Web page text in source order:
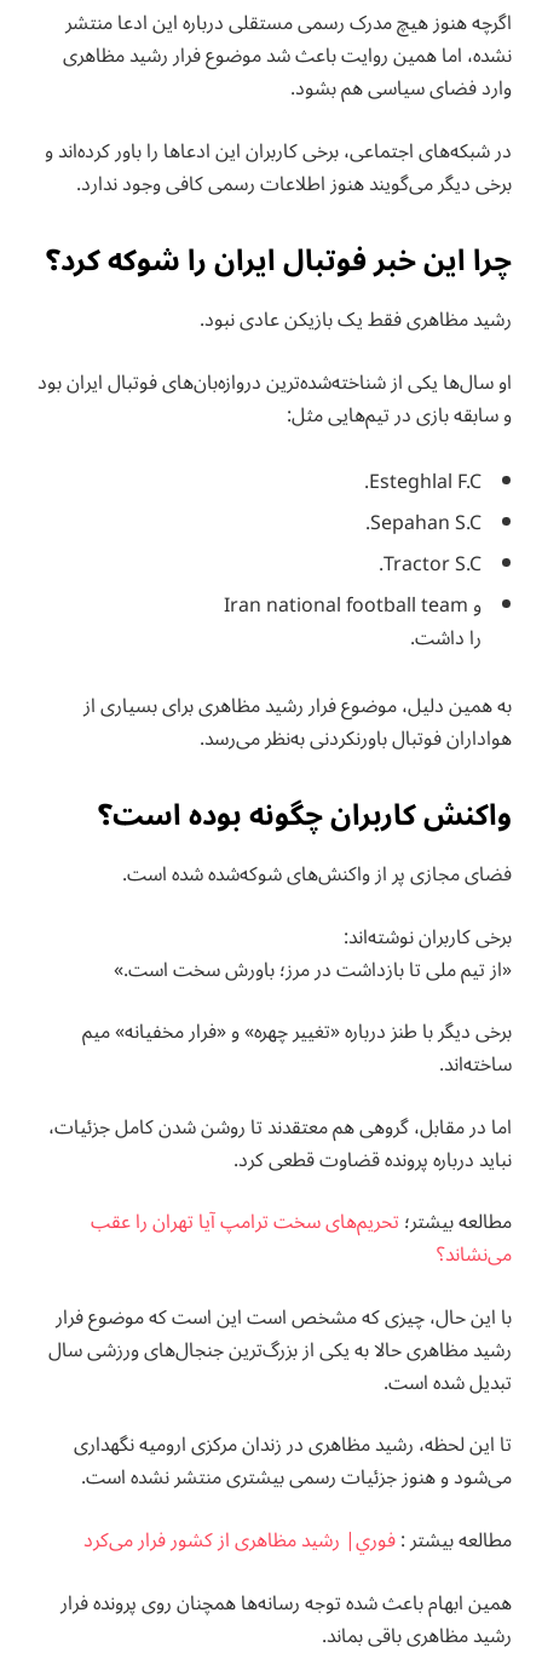
اگرچه هنوز هیچ مدرک رسمی مستقلی درباره این ادعا منتشر
نشده، اما همین روایت باعث شد موضوع فرار رشید مظاهری
وارد فضای سیاسی هم بشود.
در شبکه‌های اجتماعی، برخی کاربران این ادعاها را باور کرده‌اند و
برخی دیگر می‌گویند هنوز اطلاعات رسمی کافی وجود ندارد.
چرا این خبر فوتبال ایران را شوکه کرد؟
رشید مظاهری فقط یک بازیکن عادی نبود.
او سال‌ها یکی از شناخته‌شده‌ترین دروازه‌بان‌های فوتبال ایران بود
و سابقه بازی در تیم‌هایی مثل:
Esteghlal F.C.
Sepahan S.C.
Tractor S.C.
و Iran national football team
را داشت.
به همین دلیل، موضوع فرار رشید مظاهری برای بسیاری از
هواداران فوتبال باورنکردنی به‌نظر می‌رسد.
واکنش کاربران چگونه بوده است؟
فضای مجازی پر از واکنش‌های شوکه‌شده شده است.
برخی کاربران نوشته‌اند:
«از تیم ملی تا بازداشت در مرز؛ باورش سخت است.»
برخی دیگر با طنز درباره «تغییر چهره» و «فرار مخفیانه» میم
ساخته‌اند.
اما در مقابل، گروهی هم معتقدند تا روشن شدن کامل جزئیات،
نباید درباره پرونده قضاوت قطعی کرد.
مطالعه بيشتر؛تحریم‌های سخت ترامپ آیا تهران را عقب
می‌نشاند؟
با این حال، چیزی که مشخص است این است که موضوع فرار
رشید مظاهری حالا به یکی از بزرگ‌ترین جنجال‌های ورزشی سال
تبدیل شده است.
تا این لحظه، رشید مظاهری در زندان مرکزی ارومیه نگهداری
می‌شود و هنوز جزئیات رسمی بیشتری منتشر نشده است.
مطالعه بيشتر :فوري| رشید مظاهری از کشور فرار می‌کرد
همین ابهام باعث شده توجه رسانه‌ها همچنان روی پرونده فرار
رشید مظاهری باقی بماند.